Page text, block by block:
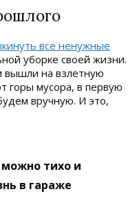
все ненужные
уборке своей жизни.
вышли на взлетную
горы мусора, в первую
вручную. И это,
можно тихо и
в гараже